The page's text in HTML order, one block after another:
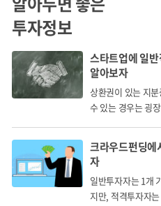
주당 발행가120,000원 (십이만
* 당사는 비상장기업이므로 당
시장가격이 존재하지 않습니
업평가에 의해 결정되었습니다.
사업위험
투자정보
스타트업에 일
알아보자
상환권이 있는 지
수 있는 경우는 굉
크라우드펀딩
자
일반투자자는 1개
지만, 적격투자자